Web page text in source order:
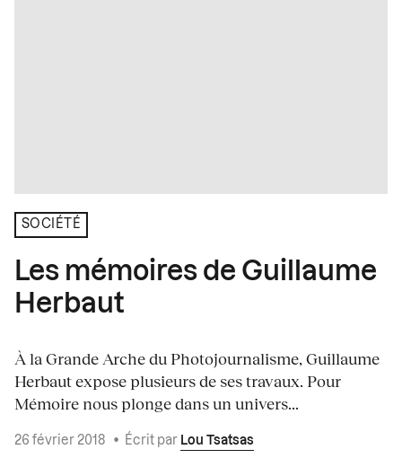
SOCIÉTÉ
Les mémoires de Guillaume
Herbaut
À la Grande Arche du Photojournalisme, Guillaume
Herbaut expose plusieurs de ses travaux. Pour
Mémoire nous plonge dans un univers...
26 février 2018 • Écrit par Lou Tsatsas